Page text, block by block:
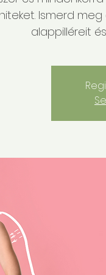
Ismerd
alappilléreit